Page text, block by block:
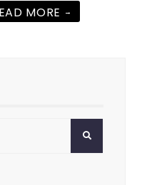
MORE →